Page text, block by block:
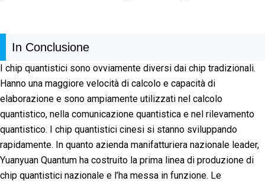
In Conclusione
I chip quantistici sono ovviamente diversi dai chip tradizionali.
Hanno una maggiore velocità di calcolo e capacità di
elaborazione e sono ampiamente utilizzati nel calcolo
quantistico, nella comunicazione quantistica e nel rilevamento
quantistico. I chip quantistici cinesi si stanno sviluppando
rapidamente. In quanto azienda manifatturiera nazionale leader,
Yuanyuan Quantum ha costruito la prima linea di produzione di
chip quantistici nazionale e l’ha messa in funzione. Le